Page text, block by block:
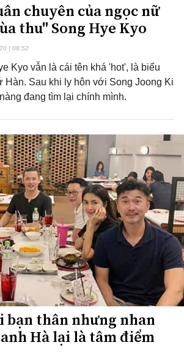
chuyên của ngọc nữ
thu" Song Hye Kyo
| 08:52
Kyo vẫn là cái tên khá 'hot', là biểu
Hàn. Sau khi ly hôn với Song Joong Ki
đang tìm lại chính mình.
bạn thân nhưng nhan
Hà lại là tâm điểm